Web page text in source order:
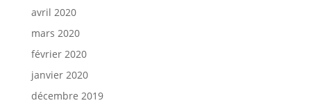
avril 2020
mars 2020
février 2020
janvier 2020
décembre 2019